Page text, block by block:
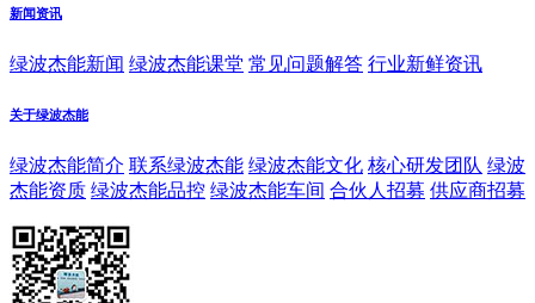
新闻资讯
绿波杰能新闻 绿波杰能课堂 常见问题解答 行业新鲜资讯
关于绿波杰能
绿波杰能简介 联系绿波杰能 绿波杰能文化 核心研发团队 绿波
杰能资质 绿波杰能品控 绿波杰能车间 合伙人招募 供应商招募